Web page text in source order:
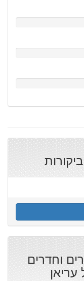
וחדרים